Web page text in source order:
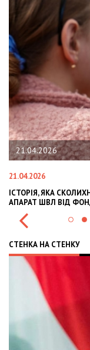
21.04.2026
21.04.2026
ІСТОРІЯ, ЯКА
АПАРАТ ШВЛ ВІД
СТЕНКА НА СТЕНКУ